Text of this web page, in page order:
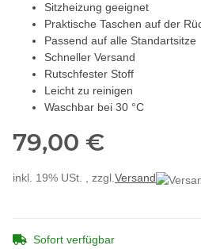
Sitzheizung geeignet
Praktische Taschen auf der
Passend auf alle Standartsitze
Schneller Versand
Rutschfester Stoff
Leicht zu reinigen
Waschbar bei 30 °C
79,00 €
inkl. 19% USt. , zzgl. Versand
Sofort verfügbar